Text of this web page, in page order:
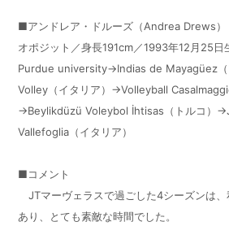
■アンドレア・ドルーズ（Andrea Drews）
オポジット／身長191cm／1993年12 月 25日
Purdue university→Indias de Mayagüez
Volley （イタリア）→Volleyball
→Beylikdüzü Voleybol İhtisas （トルコ）
Vallefoglia （イタリア）
■コメント
JTマーヴェラスで過ごした4シーズンは
あり、とても素敵な時間でした。